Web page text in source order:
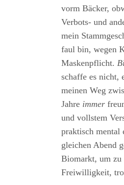
vorm Bäcker,
Verbots- und
mein
faul bin, wegen
Maskenpflicht.
schaffe es nicht,
meinen Weg
Jahre immer
und vollstem
praktisch mental
gleichen Abend
Biomarkt, um zu
Freiwilligkeit,